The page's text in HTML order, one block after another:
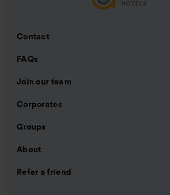
Contact
FAQs
Join our team
Corporates
Groups
About
Refer a friend